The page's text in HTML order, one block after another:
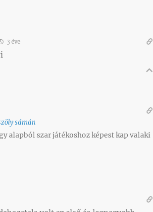
3 éve
sámán
alapból szar játékoshoz képest kap valaki